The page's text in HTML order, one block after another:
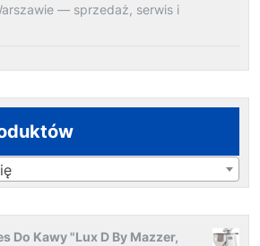
— sprzedaż, serwis i
Do Kawy "Lux D By Mazzer,